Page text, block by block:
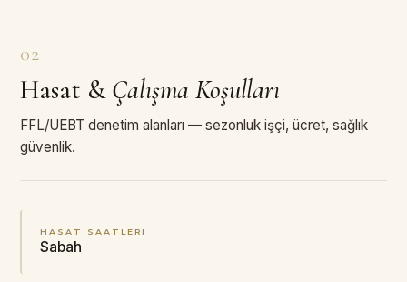
02
Hasat & Çalışma Koşulları
FFL/UEBT denetim alanları — sezonluk işçi, ücret, sağlık
güvenlik.
HASAT SAATLERI
Sabah